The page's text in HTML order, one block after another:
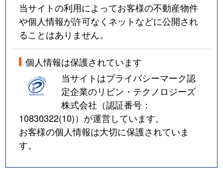
当サイトの利用によってお客様の不動産物件
や個人情報が許可なくネットなどに公開され
ることはありません。
個人情報は保護されています
当サイトはプライバシーマーク認
定企業のリビン・テクノロジーズ
株式会社（認証番号：
10830322(10)）が運営しています。
お客様の個人情報は大切に保護されていま
す。